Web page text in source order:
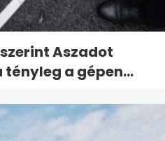
Aszadot
a gépen...